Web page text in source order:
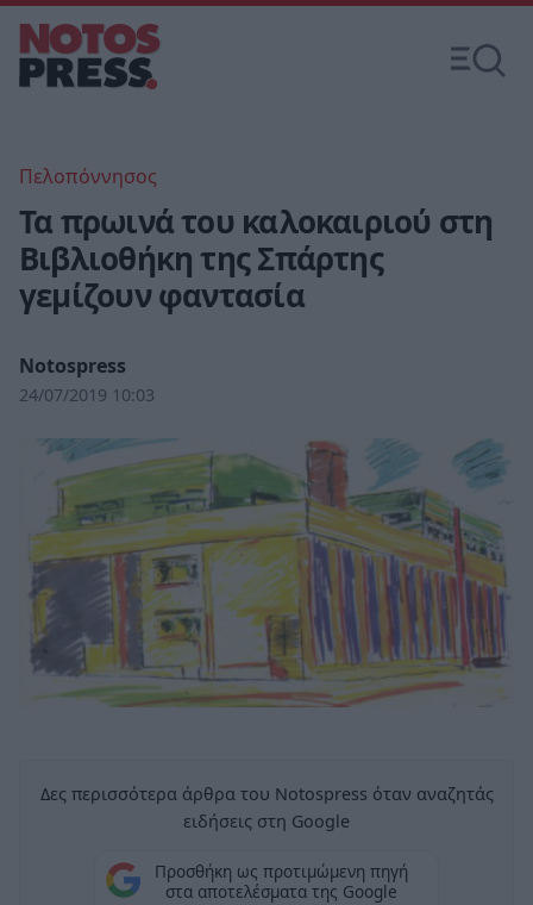
Πελοπόννησος
Τα πρωινά του καλοκαιριού στη
Βιβλιοθήκη της Σπάρτης
γεμίζουν φαντασία
Notospress
24/07/2019 10:03
Δες περισσότερα άρθρα του Notospress όταν αναζητάς
ειδήσεις στη Google
Προσθήκη ως προτιμώμενη πηγή
στα αποτελέσματα της Google